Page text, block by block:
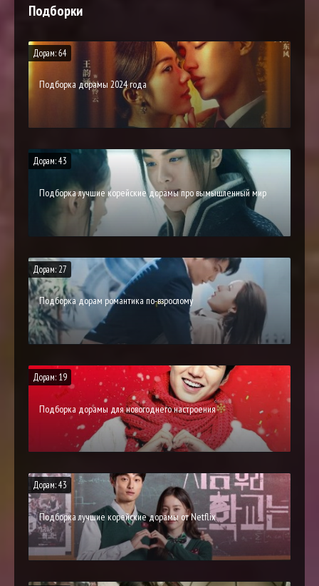
Подборки
Дорам: 64
Подборка дорамы 2024 года
Дорам: 43
Подборка лучшие корейские дорамы про вымышленный мир
Дорам: 27
Подборка дорам романтика по-взрослому
Дорам: 19
Подборка дорамы для новогоднего настроения
Дорам: 43
Подборка лучшие корейские дорамы от Netflix